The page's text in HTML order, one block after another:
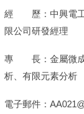
經 歷：中興電工
限公司研發經理
專 長：金屬微成
析、有限元素分析
電子郵件：